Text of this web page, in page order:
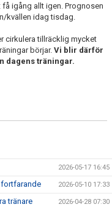
igång allt igen. Prognosen
kvällen idag tisdag.
cirkulera tillräcklig mycket
börjar. Vi blir därför
dagens träningar.
2026-05-17 16:45
fortfarande 2026-05-10 17:33
tränare 2026-04-28 07:30